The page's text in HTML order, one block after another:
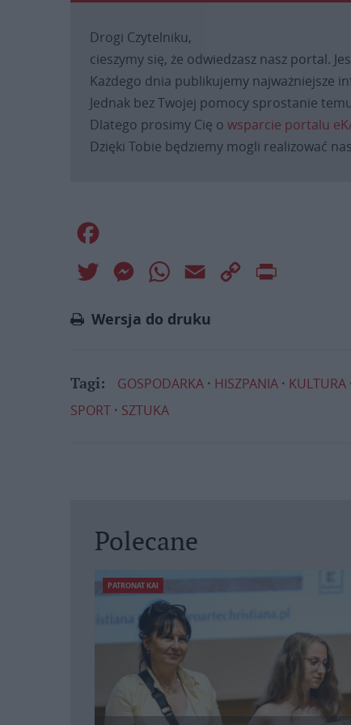
Drogi Czytelniku,
cieszymy się, że odwiedzasz nasz portal.
Każdego dnia publikujemy najważniejsze
Jednak bez Twojej pomocy sprostanie
Dlatego prosimy Cię o wsparcie portalu
Dzięki Tobie będziemy mogli realizować
Twitter MessengerWhatsApp
Email
Copy
Wersja do druku
Tagi: GOSPODARKA HISZPANIA KULTURA
SPORT
SZTUKA
Polecane
PATRONAT KAI